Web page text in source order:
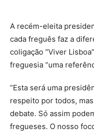
A recém-eleita
cada freguês faz a
coligação “Viver
freguesia “uma
“Esta será uma
respeito por todos,
debate. Só assim
fregueses. O nosso